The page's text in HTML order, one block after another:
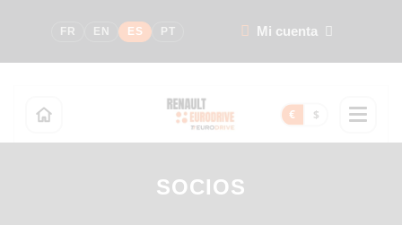
FR EN ES PT Mi cuenta
€ $
SOCIOS